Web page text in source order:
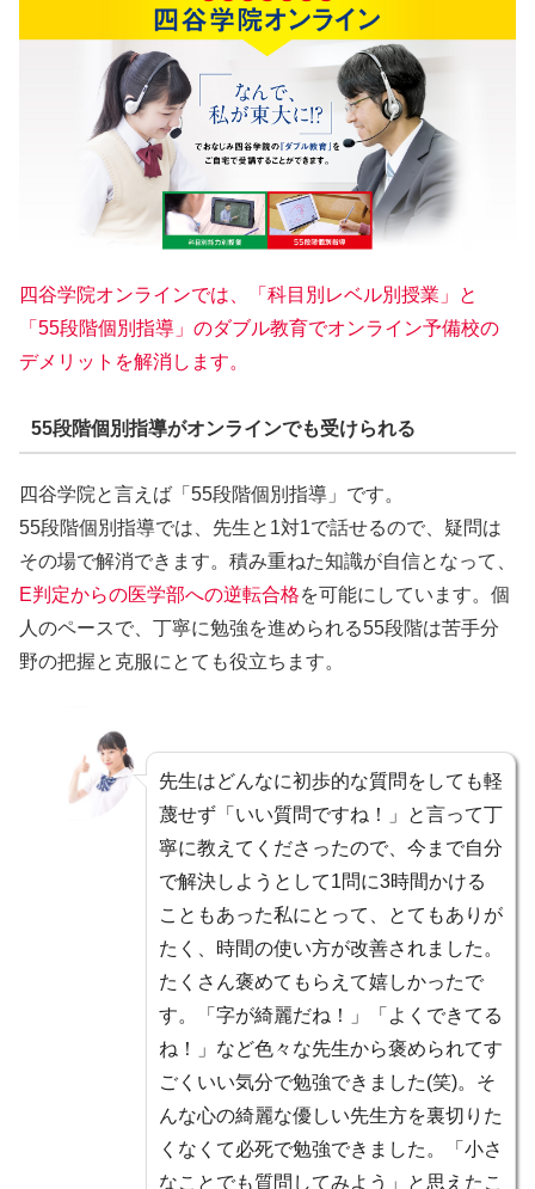
四谷学院オンラインでは、「科目別レベル別授業」と
「55段階個別指導」のダブル教育でオンライン予備校の
デメリットを解消します。
55段階個別指導がオンラインでも受けられる
四谷学院と言えば「55段階個別指導」です。
55段階個別指導では、先生と1対1で話せるので、疑問は
その場で解消できます。積み重ねた知識が自信となって、
E判定からの医学部への逆転合格を可能にしています。個
人のペースで、丁寧に勉強を進められる55段階は苦手分
野の把握と克服にとても役立ちます。
先生はどんなに初歩的な質問をしても軽
蔑せず「いい質問ですね！」と言って丁
寧に教えてくださったので、今まで自分
で解決しようとして1問に3時間かける
こともあった私にとって、とてもありが
たく、 時間の使い方が改善されました。
たくさん褒めてもらえて嬉しかったで
す。「字が綺麗だね！」「よくできてる
ね！」など色々な先生から褒められてす
ごくいい気分で勉強できました(笑)。そ
んな心の綺麗な優しい先生方を裏切りた
くなくて必死で勉強できました。「小さ
なことでも質問してみよう」と思えたこ